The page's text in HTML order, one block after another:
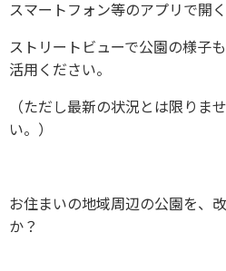
スマートフォン等のアプリで開く
ストリートビューで公園の様子
活用ください。
（ただし最新の状況とは限りま
い。）
お住まいの地域周辺の公園を、
か？